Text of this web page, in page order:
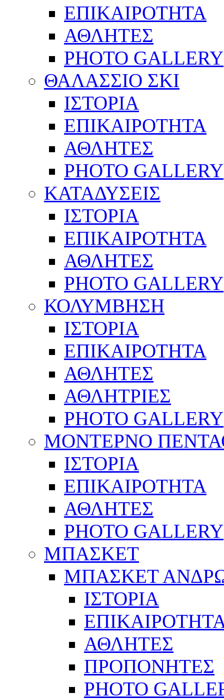
ΕΠΙΚΑΙΡΟΤΗΤΑ
ΑΘΛΗΤΕΣ
PHOTO GALLERY
ΘΑΛΑΣΣΙΟ ΣΚΙ
ΙΣΤΟΡΙΑ
ΕΠΙΚΑΙΡΟΤΗΤΑ
ΑΘΛΗΤΕΣ
PHOTO GALLERY
ΚΑΤΑΔΥΣΕΙΣ
ΙΣΤΟΡΙΑ
ΕΠΙΚΑΙΡΟΤΗΤΑ
ΑΘΛΗΤΕΣ
PHOTO GALLERY
ΚΟΛΥΜΒΗΣΗ
ΙΣΤΟΡΙΑ
ΕΠΙΚΑΙΡΟΤΗΤΑ
ΑΘΛΗΤΕΣ
ΑΘΛΗΤΡΙΕΣ
PHOTO GALLERY
ΜΟΝΤΕΡΝΟ
ΙΣΤΟΡΙΑ
ΕΠΙΚΑΙΡΟΤΗΤΑ
ΑΘΛΗΤΕΣ
PHOTO GALLERY
ΜΠΑΣΚΕΤ
ΜΠΑΣΚΕΤ
ΙΣΤΟΡΙΑ
ΑΘΛΗΤΕΣ
ΠΡΟΠΟΝΗΤΕΣ
PHOTO